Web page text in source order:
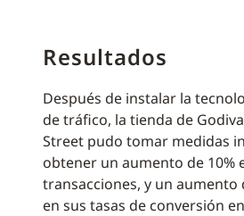
Resultados
Después de instalar la
de tráfico, la tienda de
Street pudo tomar medidas
obtener un aumento de 10%
transacciones, y un aumento
en sus tasas de conversión